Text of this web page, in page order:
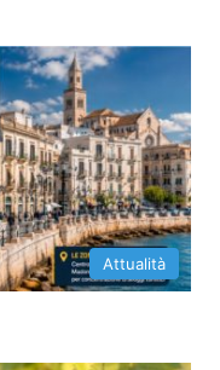
Attualità